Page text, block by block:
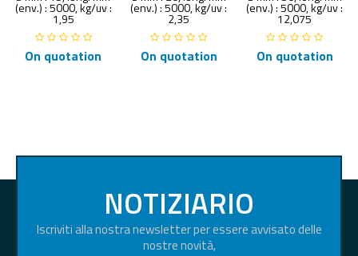
(env.) : 5000, kg/uv :
1,95
On quotation
(env.) : 5000, kg/uv :
2,35
On quotation
(env.) : 5000, kg/uv :
12,075
On quotation
NOTIZIARIO
Iscriviti alla nostra newsletter per essere avvisato delle
nostre novità,